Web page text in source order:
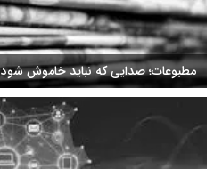
مطبوعات؛ صدایی که نباید خاموش شود